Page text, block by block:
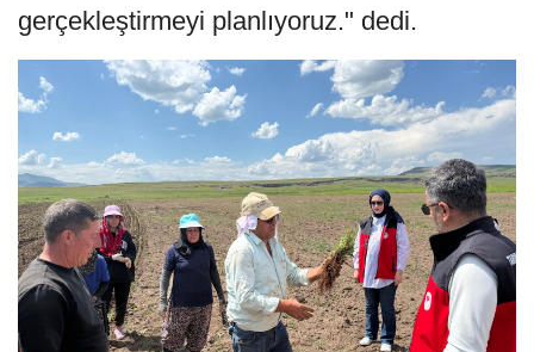
gerçekleştirmeyi planlıyoruz." dedi.